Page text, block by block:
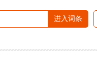
进入词条